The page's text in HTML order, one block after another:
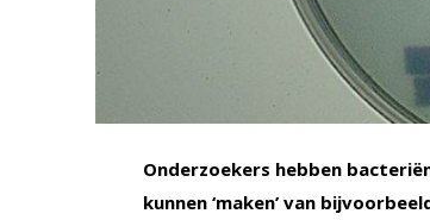
Onderzoekers hebben
kunnen ‘maken’ van